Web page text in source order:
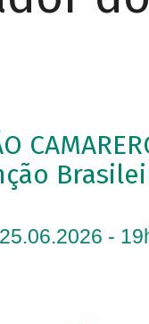
-